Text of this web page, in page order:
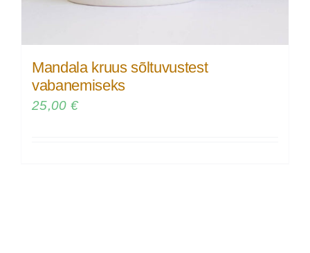
Mandala kruus sõltuvustest
vabanemiseks
25,00 €